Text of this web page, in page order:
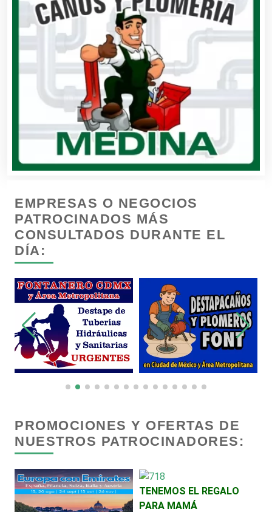
Conversiones Automotrices
Copiadoras
Cortinas, Persianas y Alfombras
Cremerías y Salchichonerías
Cristalerías
Cromadoras
Decoración de Interiores
Dentistas
Deportes
Dermatólogos
Desarrollo de Software
EMPRESAS O NEGOCIOS
PATROCINADOS MÁS
CONSULTADOS DURANTE EL
DÍA:
PROMOCIONES Y OFERTAS DE
NUESTROS PATROCINADORES:
TENEMOS EL REGALO
PARA MAMÁ